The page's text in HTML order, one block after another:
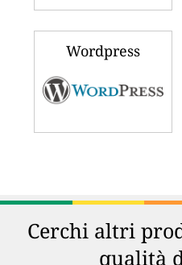
Wordpress
Cerchi altri
qualità